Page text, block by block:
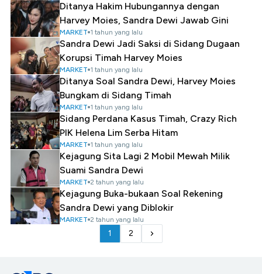
Ditanya Hakim Hubungannya dengan
Harvey Moies, Sandra Dewi Jawab Gini
MARKET 1 tahun yang lalu
Sandra Dewi Jadi Saksi di Sidang Dugaan
Korupsi Timah Harvey Moies
MARKET 1 tahun yang lalu
Ditanya Soal Sandra Dewi, Harvey Moies
Bungkam di Sidang Timah
MARKET 1 tahun yang lalu
Sidang Perdana Kasus Timah, Crazy Rich
PIK Helena Lim Serba Hitam
MARKET 1 tahun yang lalu
Kejagung Sita Lagi 2 Mobil Mewah Milik
Suami Sandra Dewi
MARKET 2 tahun yang lalu
Kejagung Buka-bukaan Soal Rekening
Sandra Dewi yang Diblokir
MARKET 2 tahun yang lalu
1 2